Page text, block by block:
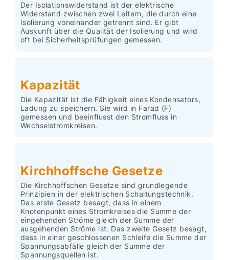
Der Isolationswiderstand ist der elektrische
Widerstand zwischen zwei Leitern, die durch eine
Isolierung voneinander getrennt sind. Er gibt
Auskunft über die Qualität der Isolierung und wird
oft bei Sicherheitsprüfungen gemessen.
Kapazität
Die Kapazität ist die Fähigkeit eines Kondensators,
Ladung zu speichern. Sie wird in Farad (F)
gemessen und beeinflusst den Stromfluss in
Wechselstromkreisen.
Kirchhoffsche Gesetze
Die Kirchhoffschen Gesetze sind grundlegende
Prinzipien in der elektrischen Schaltungstechnik.
Das erste Gesetz besagt, dass in einem
Knotenpunkt eines Stromkreises die Summe der
eingehenden Ströme gleich der Summe der
ausgehenden Ströme ist. Das zweite Gesetz besagt,
dass in einer geschlossenen Schleife die Summe der
Spannungsabfälle gleich der Summe der
Spannungsquellen ist.